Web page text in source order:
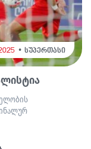
სუპერთასი